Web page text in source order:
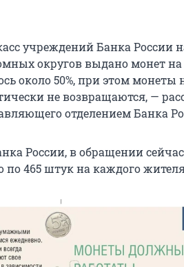
учреждений Банка России
округов выдано монет
около 50%, при этом
не возвращаются, —
отделением Банка
России, в обращении
по 465 штук на каждого